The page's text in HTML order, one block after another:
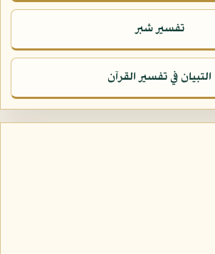
تفسير شبر
التبيان في تفسير القرآن